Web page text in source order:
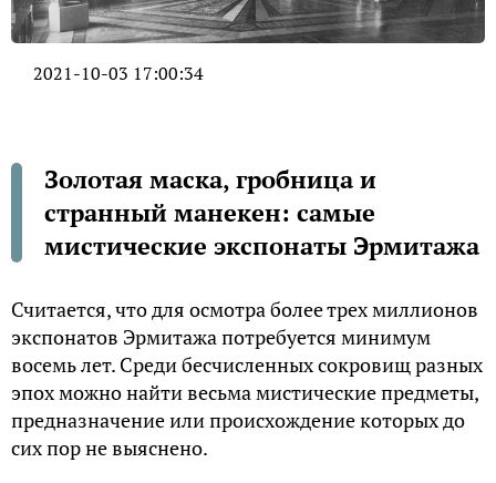
2021-10-03 17:00:34
Золотая маска, гробница и
странный манекен: самые
мистические экспонаты Эрмитажа
Считается, что для осмотра более трех миллионов
экспонатов Эрмитажа потребуется минимум
восемь лет. Среди бесчисленных сокровищ разных
эпох можно найти весьма мистические предметы,
предназначение или происхождение которых до
сих пор не выяснено.